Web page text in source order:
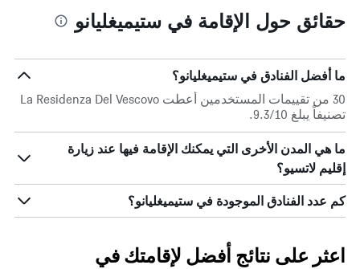
حقائق حول الإقامة في ستيميغليانو
ما أفضل الفنادق في ستيميغليانو؟
30 من تقييمات المستخدمين أعطت La Residenza Del Vescovo
تصنيفاً يبلغ 9.3/10.
ما هي المدن الأخرى التي يمكنك الإقامة فيها عند زيارة
إقليم لاتسيو؟
كم عدد الفنادق الموجودة في ستيميغليانو؟
اعثر على نتائج أفضل لإقامتك في